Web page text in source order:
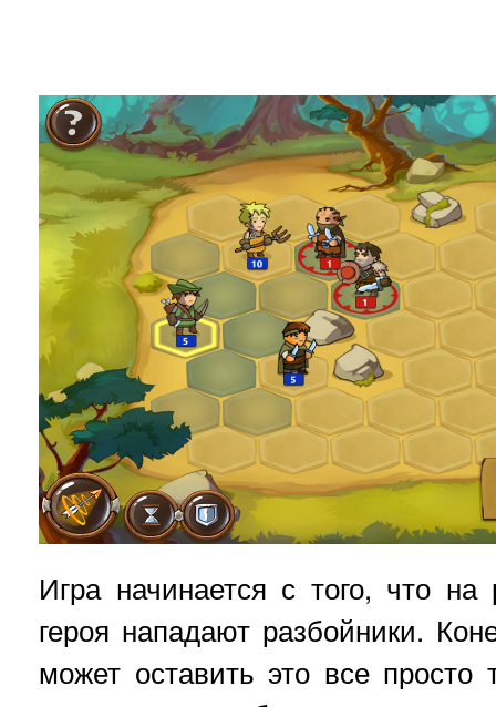
Игра начинается с того, что
героя нападают разбойники.
может оставить это все